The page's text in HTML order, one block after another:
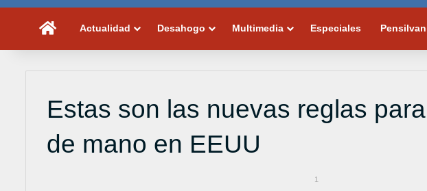
PortadaActualidad Desahogo Multimedia Especiales
Estas son las nuevas reglas
de mano en EEUU
1